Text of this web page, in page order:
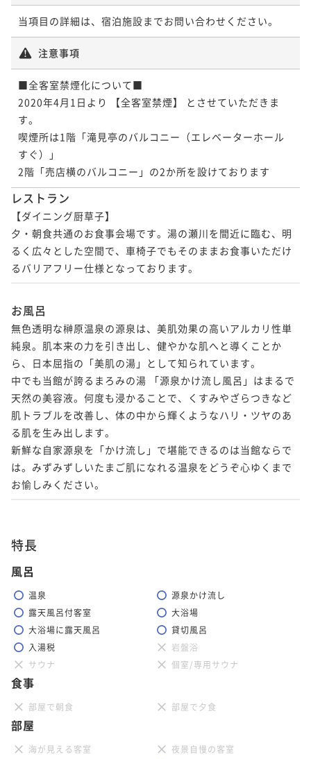
当項目の詳細は、宿泊施設までお問い合わせください。
注意事項
■全客室禁煙化について■
2020年4月1日より 【全客室禁煙】 とさせていただきま
す。
喫煙所は1階「滝見亭のバルコニー（エレベーターホール
すぐ）」
2階「売店横のバルコニー」の2か所を設けております
レストラン
【ダイニング厨草子】
夕・朝食共通のお食事会場です。湯の瀬川を間近に臨む、明
るく広々とした空間で、車椅子でもそのままお食事いただけ
るバリアフリー仕様となっております。
お風呂
無色透明な榊原温泉の源泉は、美肌効果の高いアルカリ性単
純泉。肌本来の力を引き出し、健やかな肌へと導くことか
ら、日本屈指の「美肌の湯」として知られています。
中でも当館が誇るまろみの湯 「源泉かけ流し風呂」はまるで
天然の美容液。何度も浸かることで、くすみやざらつきなど
肌トラブルを改善し、体の中から輝くようなハリ・ツヤのあ
る肌を生み出します。
新鮮な自家源泉を「かけ流し」で堪能できるのは当館ならで
は。みずみずしいたまご肌になれる温泉をどうぞ心ゆくまで
お愉しみください。
特長
風呂
温泉
源泉かけ流し
露天風呂付客室
大浴場
大浴場に露天風呂
貸切風呂
入湯税
岩盤浴
サウナ
個室/専用サウナ
食事
部屋で朝食 部屋で夕食
部屋
海が見える客室
夜景自慢の客室